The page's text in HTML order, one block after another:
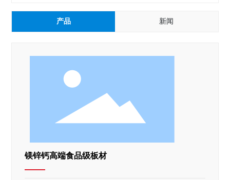
产品 新闻
镁锌钙高端食品级板材